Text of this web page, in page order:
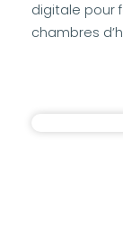
digitale pour
chambres